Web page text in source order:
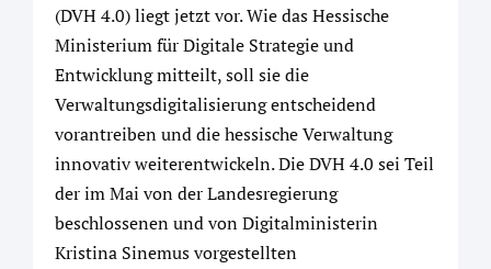
(DVH 4.0) liegt jetzt vor. Wie das Hessische
Ministerium für Digitale Strategie und
Entwicklung mitteilt, soll sie die
Verwaltungsdigitalisierung entscheidend
vorantreiben und die hessische Verwaltung
innovativ weiterentwickeln. Die DVH 4.0 sei Teil
der im Mai von der Landesregierung
beschlossenen und von Digitalministerin
Kristina Sinemus vorgestellten